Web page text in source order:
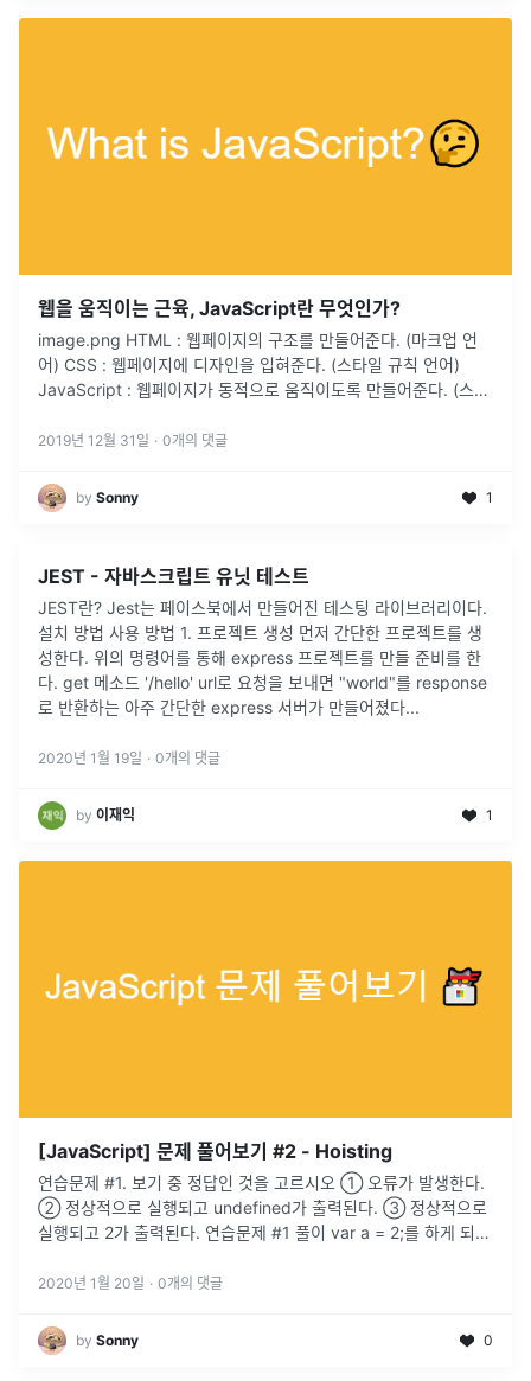
웹을 움직이는 근육, JavaScript란 무엇인가?
image.png HTML : 웹페이지의 구조를 만들어준다. (마크업 언
어) CSS : 웹페이지에 디자인을 입혀준다. (스타일 규칙 언어)
JavaScript : 웹페이지가 동적으로 움직이도록 만들어준다. (스크
언어이자 객체기반의 스크립트 프로그래밍 언어이며 HTML의 특
2019년 12월 31일 · 0개의 댓글
by Sonny 1
JEST - 자바스크립트 유닛 테스트
JEST란? Jest는 페이스북에서 만들어진 테스팅 라이브러리이다.
설치 방법 사용 방법 1. 프로젝트 생성 먼저 간단한 프로젝트를 생
성한다. 위의 명령어를 통해 express 프로젝트를 만들 준비를 한
다. get 메소드 '/hello' url로 요청을 보내면 "world"를 response
로 반환하는 아주 간단한 express 서버가 만들어졌다...
2020년 1월 19일 · 0개의 댓글
by 이재익 1
[JavaScript] 문제 풀어보기 #2 - Hoisting
연습문제 #1. 보기 중 정답인 것을 고르시오 ① 오류가 발생한다.
② 정상적으로 실행되고 undefined가 출력된다. ③ 정상적으로
실행되고 2가 출력된다. 연습문제 #1 풀이 var a = 2;를 하게 되면
2020년 1월 20일 · 0개의 댓글
by Sonny 0